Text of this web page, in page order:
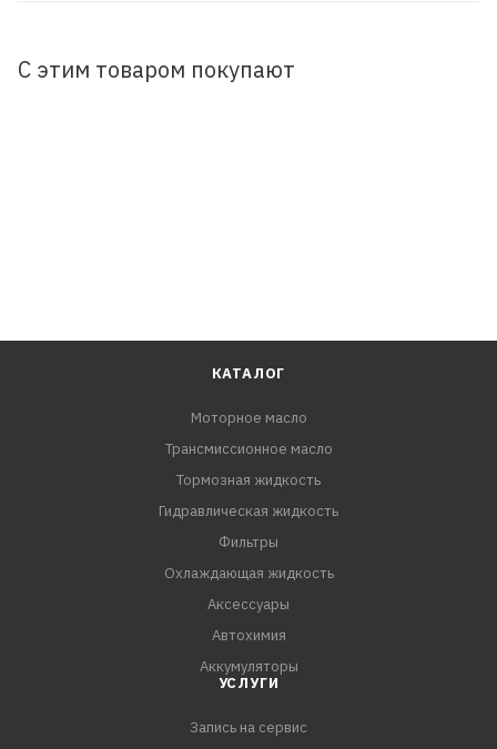
С этим товаром покупают
КАТАЛОГ
Моторное масло
Трансмиссионное масло
Тормозная жидкость
Гидравлическая жидкость
Фильтры
Охлаждающая жидкость
Аксессуары
Автохимия
Аккумуляторы
УСЛУГИ
Запись на сервис